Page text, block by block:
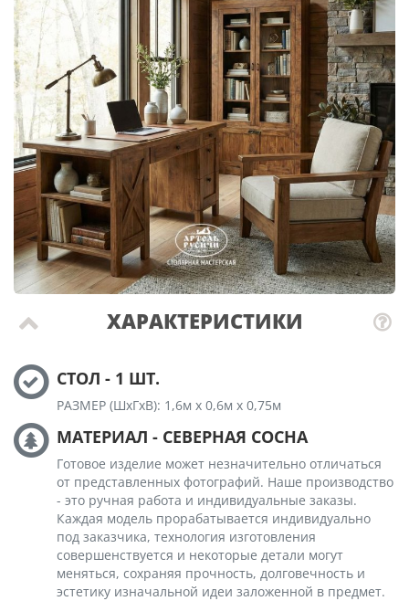
ХАРАКТЕРИСТИКИ
СТОЛ - 1 ШТ.
РАЗМЕР (ШхГхВ): 1,6м х 0,6м х 0,75м
МАТЕРИАЛ - СЕВЕРНАЯ СОСНА
Готовое изделие может незначительно отличаться
от представленных фотографий. Наше производство
- это ручная работа и индивидуальные заказы.
Каждая модель прорабатывается индивидуально
под заказчика, технология изготовления
совершенствуется и некоторые детали могут
меняться, сохраняя прочность, долговечность и
эстетику изначальной идеи заложенной в предмет.